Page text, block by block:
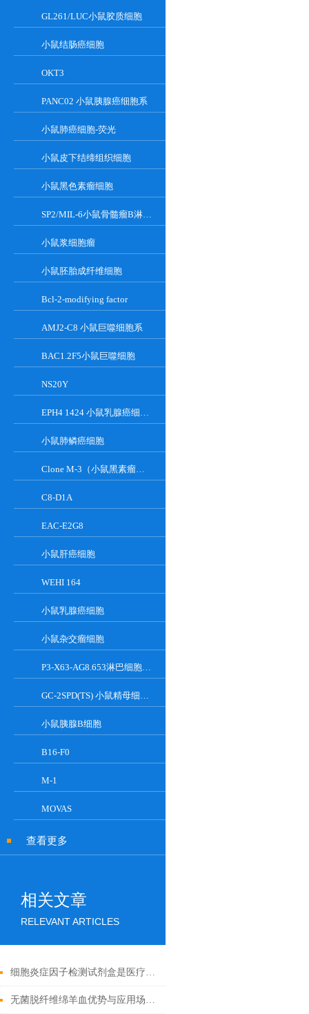
GL261/LUC小鼠胶质细胞
小鼠结肠癌细胞
OKT3
PANC02 小鼠胰腺癌细胞系
小鼠肺癌细胞-荧光
小鼠皮下结缔组织细胞
小鼠黑色素瘤细胞
SP2/MIL-6小鼠骨髓瘤B淋巴悬浮细胞系
小鼠浆细胞瘤
小鼠胚胎成纤维细胞
Bcl-2-modifying factor
AMJ2-C8 小鼠巨噬细胞系
BAC1.2F5小鼠巨噬细胞
NS20Y
EPH4 1424 小鼠乳腺癌细胞系
小鼠肺鳞癌细胞
Clone M-3（小鼠黑素瘤细胞）
C8-D1A
EAC-E2G8
小鼠肝癌细胞
WEHI 164
小鼠乳腺癌细胞
小鼠杂交瘤细胞
P3-X63-AG8.653淋巴细胞小鼠骨髓瘤细胞
GC-2SPD(TS) 小鼠精母细胞系
小鼠胰腺Β细胞
B16-F0
M-1
MOVAS
查看更多
相关文章
RELEVANT ARTICLES
细胞炎症因子检测试剂盒是医疗的微观探索者
无菌脱纤维绵羊血优势与应用场景汇总